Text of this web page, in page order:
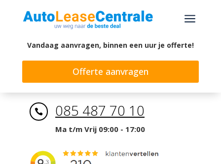
a
Vandaag aanvragen, binnen een uur je offerte!
Offerte aanvragen
 085 487 70 10
Ma t/m Vrij 09:00 - 17:00